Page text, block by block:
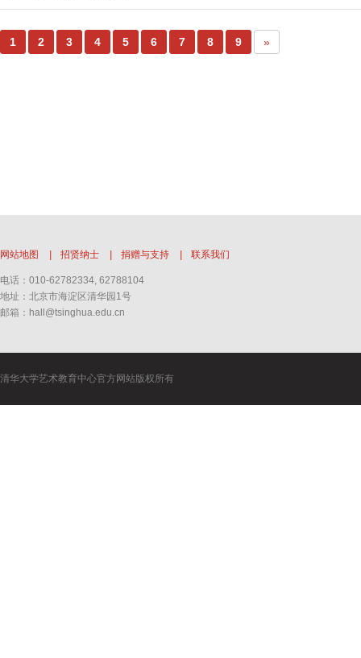
1 2 3 4 5 6 7 8 9 »
网站地图 招贤纳士 捐赠与支持 联系我们
电话：010-62782334, 62788104
地址：北京市海淀区清华园1号
邮箱：hall@tsinghua.edu.cn
清华大学艺术教育中心官方网站版权所有